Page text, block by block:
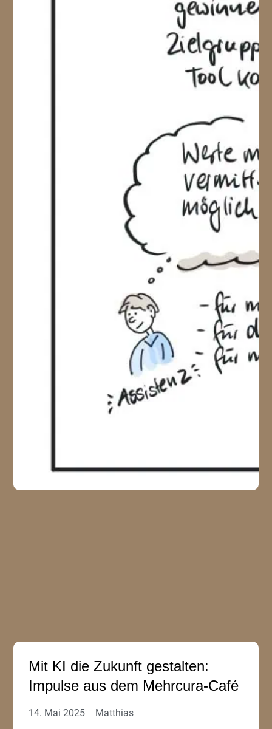
Mit KI die Zukunft gestalten:
Impulse aus dem Mehrcura-Café
14. Mai 2025 Matthias